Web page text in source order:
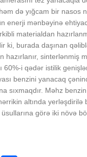
də yığcam bir nasos
enerji mənbəyinə
materialdan
ki, burada daşınan
hazırlanır, sinterlənmiş
60%-i qədər istilik
benzini yanacaq
sıxmaqdır. Məhz
altında yerləşdirilə
üsullarına görə iki növə